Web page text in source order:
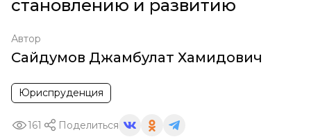
становлению и развитию
Автор
Сайдумов Джамбулат Хамидович
Юриспруденция
161 Поделиться